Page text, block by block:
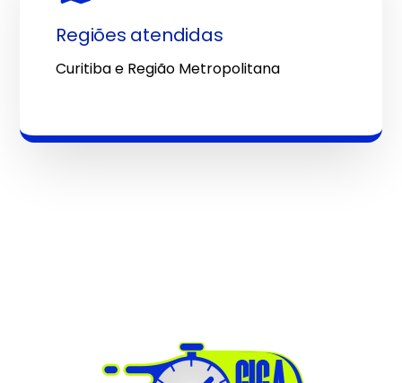
Regiões atendidas
Curitiba e Região Metropolitana